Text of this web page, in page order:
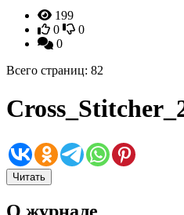
199
0
0
0
Всего страниц: 82
Читать
О журнале